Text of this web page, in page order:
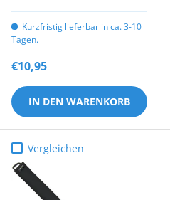
Kurzfristig lieferbar in ca. 3-10
Tagen.
€10,95
IN DEN WARENKORB
Vergleichen